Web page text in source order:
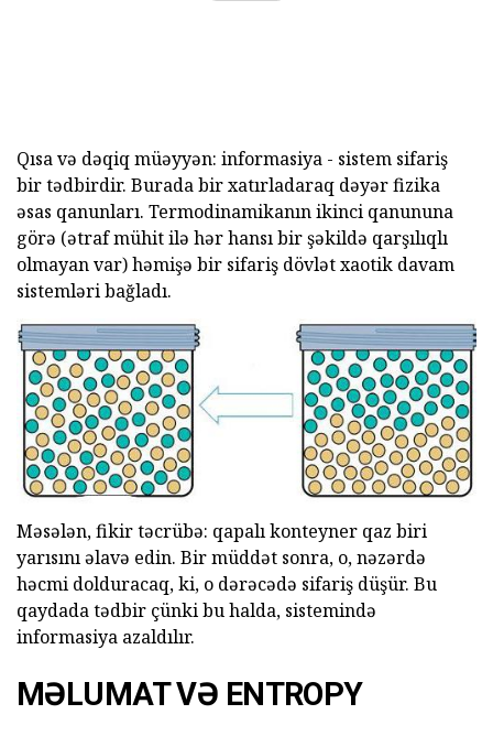
Qısa və dəqiq müəyyən: informasiya - sistem sifariş
bir tədbirdir. Burada bir xatırladaraq dəyər fizika
əsas qanunları. Termodinamikanın ikinci qanununa
görə (ətraf mühit ilə hər hansı bir şəkildə qarşılıqlı
olmayan var) həmişə bir sifariş dövlət xaotik davam
sistemləri bağladı.
Məsələn, fikir təcrübə: qapalı konteyner qaz biri
yarısını əlavə edin. Bir müddət sonra, o, nəzərdə
həcmi dolduracaq, ki, o dərəcədə sifariş düşür. Bu
qaydada tədbir çünki bu halda, sistemində
informasiya azaldılır.
MƏLUMAT VƏ ENTROPY